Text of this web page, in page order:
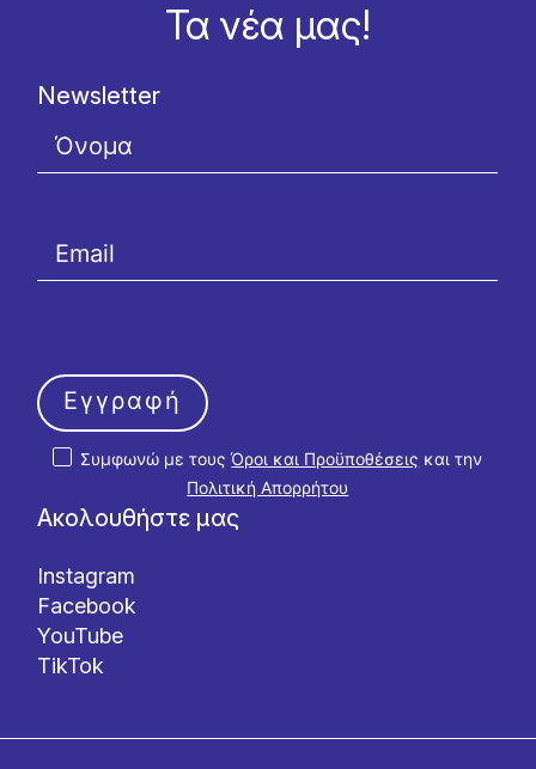
Τα νέα μας!
Ακολουθήστε μας
Instagram
Facebook
YouTube
TikTok
Newsletter
Συμφωνώ με τουςΌροι και Προϋποθέσεις και την
Πολιτική Απορρήτου
Εγγραφή